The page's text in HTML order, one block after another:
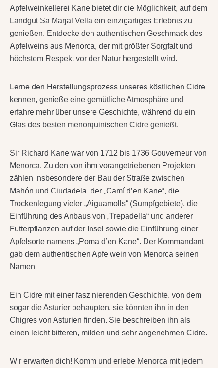
Apfelweinkellerei Kane bietet dir die Möglichkeit, auf dem
Landgut Sa Marjal Vella ein einzigartiges Erlebnis zu
genießen. Entdecke den authentischen Geschmack des
Apfelweins aus Menorca, der mit größter Sorgfalt und
höchstem Respekt vor der Natur hergestellt wird.
Lerne den Herstellungsprozess unseres köstlichen Cidre
kennen, genieße eine gemütliche Atmosphäre und
erfahre mehr über unsere Geschichte, während du ein
Glas des besten menorquinischen Cidre genießt.
Sir Richard Kane war von 1712 bis 1736 Gouverneur von
Menorca. Zu den von ihm vorangetriebenen Projekten
zählen insbesondere der Bau der Straße zwischen
Mahón und Ciudadela, der „Camí d’en Kane“, die
Trockenlegung vieler „Aiguamolls“ (Sumpfgebiete), die
Einführung des Anbaus von „Trepadella“ und anderer
Futterpflanzen auf der Insel sowie die Einführung einer
Apfelsorte namens „Poma d’en Kane“. Der Kommandant
gab dem authentischen Apfelwein von Menorca seinen
Namen.
Ein Cidre mit einer faszinierenden Geschichte, von dem
sogar die Asturier behaupten, sie könnten ihn in den
Chigres von Asturien finden. Sie beschreiben ihn als
einen leicht bitteren, milden und sehr angenehmen Cidre.
Wir erwarten dich! Komm und erlebe Menorca mit jedem